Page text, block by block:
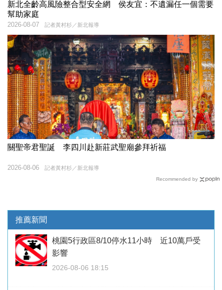
新北全齡高風險整合型安全網 侯友宜：不遺漏任一個需要
幫助家庭
記者黃村杉／新北報導
2026-08-07
關聖帝君聖誕 李四川赴新莊武聖廟參拜祈福
記者黃村杉／新北報導
2026-08-06
Recommended by
推薦新聞
桃園5行政區8/10停水11小時 近10萬戶受
影響
2026-08-06 18:15